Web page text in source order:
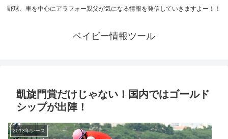
野球、車を中心にアラフォー親父が気になる情報を発信していきますよー！！
ベイビー情報ツール
凱旋門賞だけじゃない！国内ではゴールド
シップが出陣！
2013年レース